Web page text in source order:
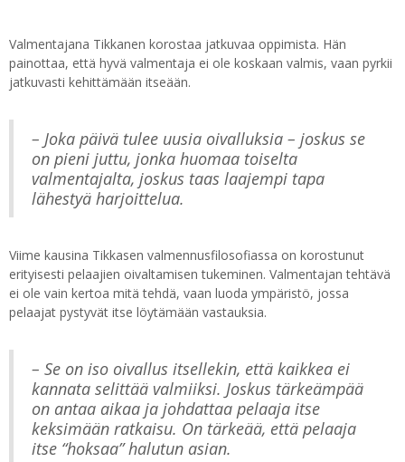
Valmentajana Tikkanen korostaa jatkuvaa oppimista. Hän
painottaa, että hyvä valmentaja ei ole koskaan valmis, vaan pyrkii
jatkuvasti kehittämään itseään.
– Joka päivä tulee uusia oivalluksia – joskus se
on pieni juttu, jonka huomaa toiselta
valmentajalta, joskus taas laajempi tapa
lähestyä harjoittelua.
Viime kausina Tikkasen valmennusfilosofiassa on korostunut
erityisesti pelaajien oivaltamisen tukeminen. Valmentajan tehtävä
ei ole vain kertoa mitä tehdä, vaan luoda ympäristö, jossa
pelaajat pystyvät itse löytämään vastauksia.
– Se on iso oivallus itsellekin, että kaikkea ei
kannata selittää valmiiksi. Joskus tärkeämpää
on antaa aikaa ja johdattaa pelaaja itse
keksimään ratkaisu. On tärkeää, että pelaaja
itse “hoksaa” halutun asian.